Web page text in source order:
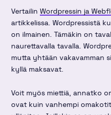
VertailinWordpressin ja
artikkelissa. Wordpressistä
on ilmainen. Tämäkin on
naurettavalla tavalla.
mutta yhtään vakavamman
kyllä maksavat.
Voit myös miettiä, annatko
ovat kuin vanhempi